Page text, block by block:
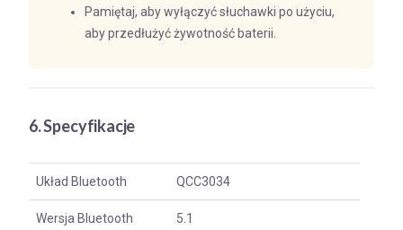
Pamiętaj, aby wyłączyć słuchawki po użyciu,
aby przedłużyć żywotność baterii.
6. Specyfikacje
Układ Bluetooth QCC3034
Wersja Bluetooth 5.1